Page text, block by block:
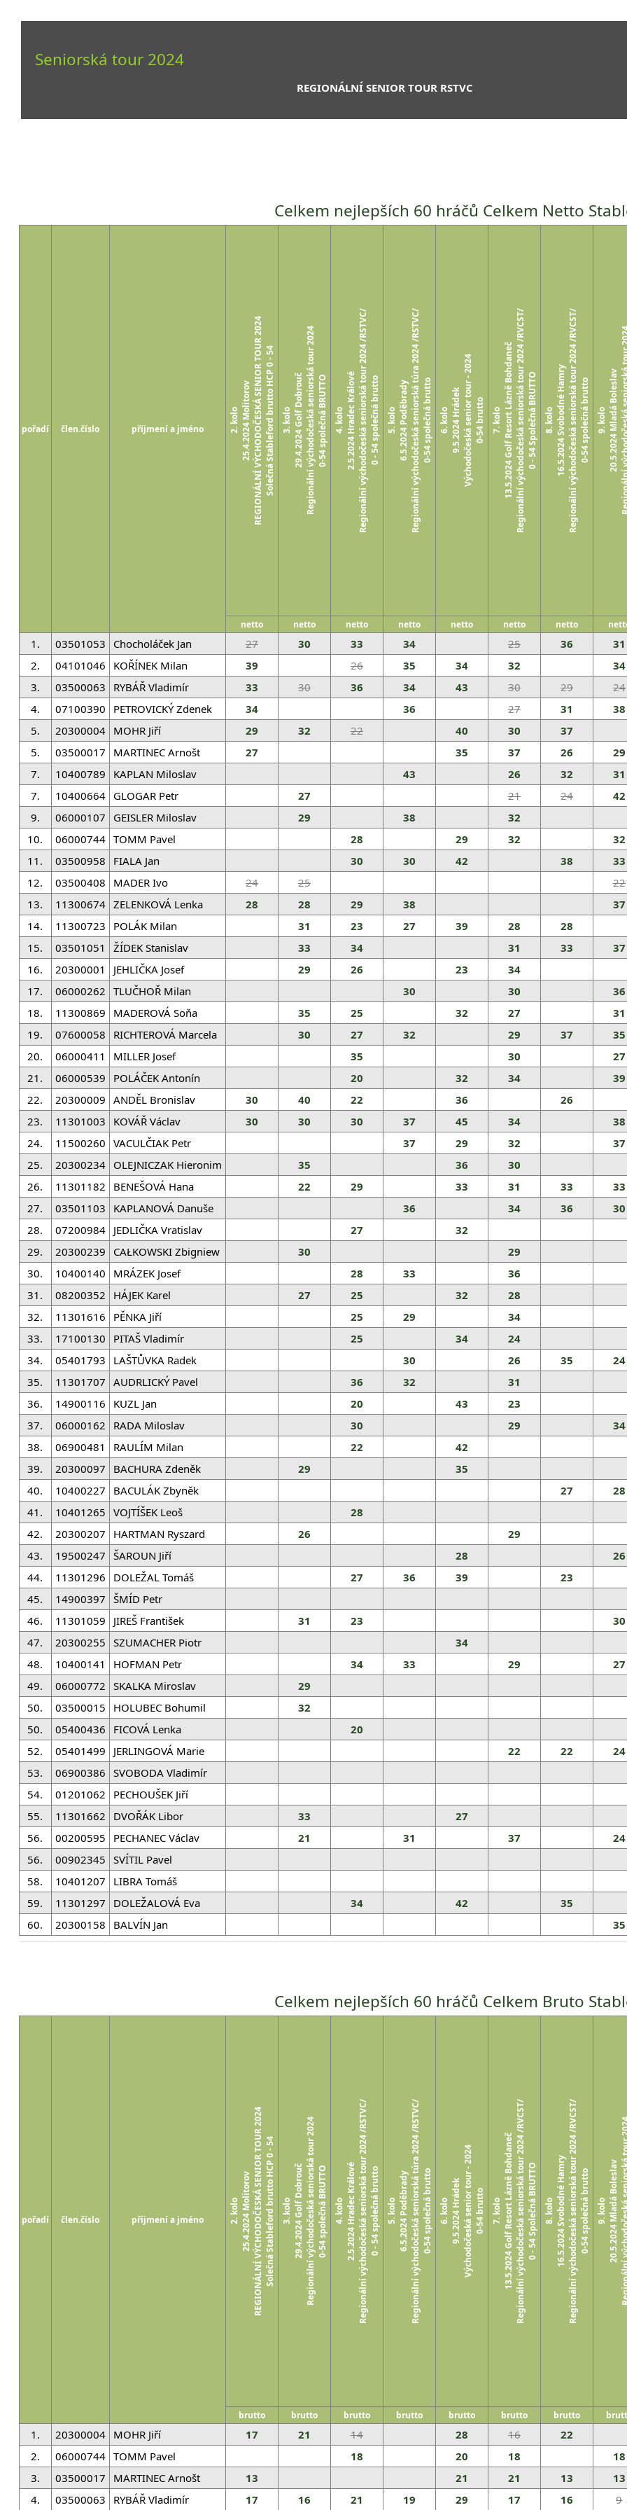
Seniorská tour 2024
REGIONÁLNÍ SENIOR TOUR RSTVC
Celkem nejlepších 60 hráčů Celkem Netto
pořadí člen.číslo příjmení a jméno 2. kolo25.4.2024 MolitorovREGIONÁLNÍ VÝCHODOČESKÁ SENIOR TOUR 2024Solečná Stableford brutto HCP 0 - 54 3. kolo29.4.2024 Golf DobroučRegionální východočeská seniorská tour 20240-54 společná BRUTTO 4. kolo2.5.2024 Hradec KrálovéRegionální východočeská seniorská tour 2024 /RSTVC/0 - 54 společná brutto 5. kolo6.5.2024 PoděbradyRegionální východočeská seniorská túra 2024 /RSTVC/0-54 společná brutto 6. kolo9.5.2024 HrádekVýchodočeská senior tour - 20240-54 brutto 7. kolo13.5.2024 Golf Resort Lázně BohdanečRegionální východočeská seniorská tour 2024 /RVCST/0 - 54 Společná BRUTTO 8. kolo16.5.2024 Svobodné HamryRegionální východočeská seniorská tour 2024 /RVCST/0-54 společná brutto 9. kolo20.5.2024 Mladá BoleslavRegionální
netto netto netto netto netto netto netto
1. 03501053 Chocholáček Jan 27 30 33 34 25 36 31
2.
04101046 KOŘÍNEK Milan 39 26 35 34 32 34
3.
03500063 RYBÁŘ Vladimír 33 30 36 34 43 30 29 24
4.
07100390 PETROVICKÝ Zdenek 34 36 27 31 38
5.
20300004 MOHR Jiří 29 32 22 40 30 37
5.
03500017 MARTINEC Arnošt 27 35 37 26 29
7.
10400789 KAPLAN Miloslav 43 26 32 31
7.
10400664 GLOGAR Petr 27 21 24 42
9.
06000107 GEISLER Miloslav 29 38 32
10.
06000744 TOMM Pavel 28 29 32 32
11.
03500958 FIALA Jan 30 30 42 38 33
12.
03500408 MADER Ivo 24 25 22
13.
11300674 ZELENKOVÁ Lenka 28 28 29 38 37
14.
11300723 POLÁK Milan 31 23 27 39 28 28
15.
03501051 ŽÍDEK Stanislav 33 34 31 33 37
16.
20300001 JEHLIČKA Josef 29 26 23 34
17.
06000262 TLUČHOŘ Milan 30 30 36
18.
11300869 MADEROVÁ Soňa 35 25 32 27 31
19.
07600058 RICHTEROVÁ Marcela 30 27 32 29 37 35
20.
06000411 MILLER Josef 35 30 27
21.
06000539 POLÁČEK Antonín 20 32 34 39
22.
20300009 ANDĚL Bronislav 30 40 22 36 26
23.
11301003 KOVÁŘ Václav 30 30 30 37 45 34 38
24.
11500260 VACULČIAK Petr 37 29 32 37
25.
20300234 OLEJNICZAK Hieronim 35 36
30
26.
11301182 BENEŠOVÁ Hana 22 29 33 31 33 33
27.
03501103 KAPLANOVÁ Danuše 36 34 36 30
28.
07200984 JEDLIČKA Vratislav 27 32
29.
20300239 CAŁKOWSKI Zbigniew 30
29
30.
10400140 MRÁZEK Josef 28 33 36
31.
08200352 HÁJEK Karel 27 25 32 28
32.
11301616 PĚNKA Jiří 25 29 34
33.
17100130 PITAŠ Vladimír 25 34
24
34.
05401793 LAŠTŮVKA Radek 30 26 35 24
35.
11301707 AUDRLICKÝ Pavel 36 32 31
36.
14900116 KUZL Jan 20 43 23
37.
06000162 RADA Miloslav 30 29 34
38.
06900481 RAULÍM Milan 22 42
39.
20300097 BACHURA Zdeněk 29 35
40.
10400227 BACULÁK Zbyněk 27 28
41.
10401265 VOJTÍŠEK Leoš
28
42.
20300207 HARTMAN Ryszard 26
29
43.
19500247 ŠAROUN Jiří 28
26
44.
11301296 DOLEŽAL Tomáš 27 36 39
23
45.
14900397 ŠMÍD Petr
46.
11301059 JIREŠ František 31 23 30
47.
20300255 SZUMACHER Piotr
34
48.
10400141 HOFMAN Petr 34 33 29 27
49.
06000772 SKALKA Miroslav
29
50.
03500015 HOLUBEC Bohumil
32
50.
05400436 FICOVÁ Lenka 20
52.
05401499 JERLINGOVÁ Marie 22 22 24
53.
06900386 SVOBODA Vladimír
54.
01201062 PECHOUŠEK Jiří
55.
11301662 DVOŘÁK Libor 33
27
56.
00200595 PECHANEC Václav 21 31 37 24
56.
00902345 SVÍTIL Pavel
58.
10401207 LIBRA Tomáš
59.
11301297 DOLEŽALOVÁ Eva 34 42
35
60.
20300158 BALVÍN Jan 35
Celkem nejlepších 60 hráčů Celkem Bruto
pořadí člen.číslo příjmení a jméno 2. kolo25.4.2024 MolitorovREGIONÁLNÍ VÝCHODOČESKÁ SENIOR TOUR 2024Solečná Stableford brutto HCP 0 - 54 3. kolo29.4.2024 Golf DobroučRegionální východočeská seniorská tour 20240-54 společná BRUTTO 4. kolo2.5.2024 Hradec KrálovéRegionální východočeská seniorská tour 2024 /RSTVC/0 - 54 společná brutto 5. kolo6.5.2024 PoděbradyRegionální východočeská seniorská túra 2024 /RSTVC/0-54 společná brutto 6. kolo9.5.2024 HrádekVýchodočeská senior tour - 20240-54 brutto 7. kolo13.5.2024 Golf Resort Lázně BohdanečRegionální východočeská seniorská tour 2024 /RVCST/0 - 54 Společná BRUTTO 8. kolo16.5.2024 Svobodné HamryRegionální východočeská seniorská tour 2024 /RVCST/0-54 společná brutto 9. kolo20.5.2024 Mladá BoleslavRegionální
brutto brutto brutto brutto brutto brutto brutto
1. 20300004 MOHR Jiří 17 21 14 28 16 22
2.
06000744 TOMM Pavel 18 20 18 18
3.
03500017 MARTINEC Arnošt 13 21 21 13 13
4.
03500063 RYBÁŘ Vladimír 17 16 21 19 29 17 16 9